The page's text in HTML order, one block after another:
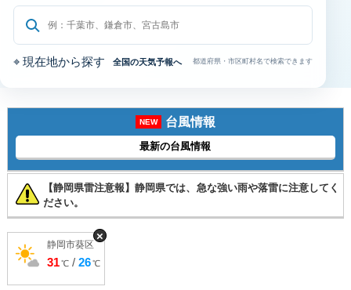
⌖ 現在地から探す 全国の天気予報へ 都道府県・市区町村名で検索できます
NEW 台風情報
最新の台風情報
【静岡県雷注意報】静岡県では、急な強い雨や落雷に注意してく
ださい。
静岡市葵区
31℃/ 26℃
×